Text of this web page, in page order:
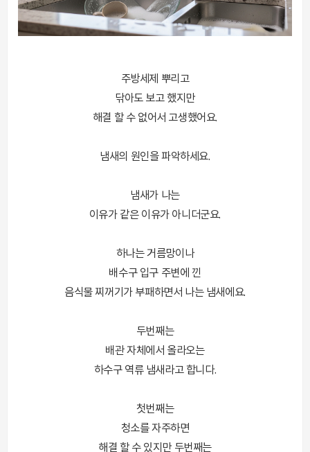
주방세제 뿌리고
닦아도 보고 했지만
해결 할 수 없어서 고생했어요.
냄새의 원인을 파악하세요.
냄새가 나는
이유가 같은 이유가 아니더군요.
하나는 거름망이나
배수구 입구 주변에 낀
음식물 찌꺼기가 부패하면서 나는 냄새에요.
두번째는
배관 자체에서 올라오는
하수구 역류 냄새라고 합니다.
첫번째는
청소를 자주하면
해결 할 수 있지만 두번째는